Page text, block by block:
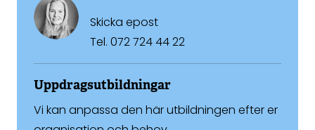
Skicka epost
Tel. 072 724 44 22
Uppdragsutbildningar
Vi kan anpassa den här utbildningen efter er